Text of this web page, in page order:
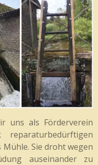
uns als Förderverein
Sie droht wegen
auseinander zu